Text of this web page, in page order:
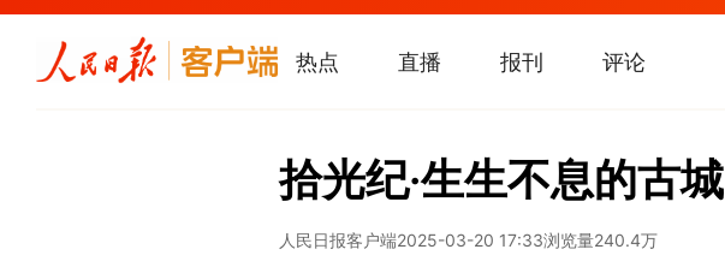
热点 直播 报刊 评论
拾光纪·生生不息的古城
人民日报客户端2025-03-20 17:33浏览量240.4万